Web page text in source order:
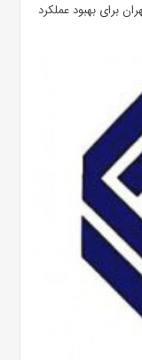
برای بهبود عملکرد